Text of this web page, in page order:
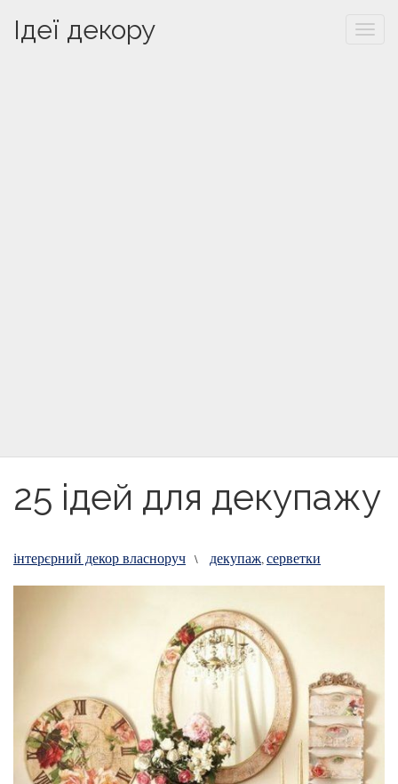
Ідеї декору
25 ідей для декупажу
інтерєрний декор власноруч \ декупаж,серветки